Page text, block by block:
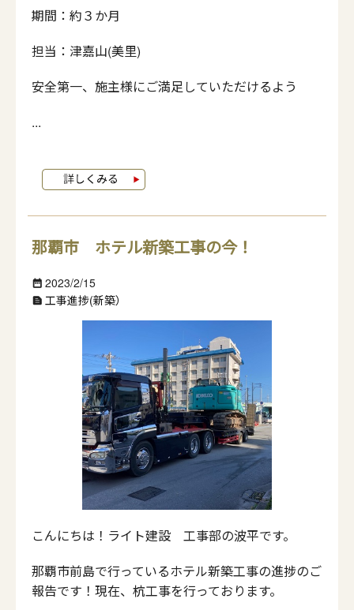
期間：約３か月
担当：津嘉山(美里)
安全第一、施主様にご満足していただけるよう
...
那覇市 ホテル新築工事の今！
date_range 2023/2/15
text_snippet 工事進捗(新築）
こんにちは！ライト建設 工事部の波平です。
那覇市前島で行っているホテル新築工事の進捗のご
報告です！現在、杭工事を行っております。